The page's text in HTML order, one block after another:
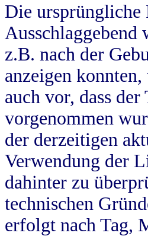
Die ursprüngliche
Ausschlaggebend
z.B. nach der
anzeigen
auch vor, dass
vorgenommen
der derzeitigen
Verwendung der
dahinter zu
technischen
erfolgt nach Tag,